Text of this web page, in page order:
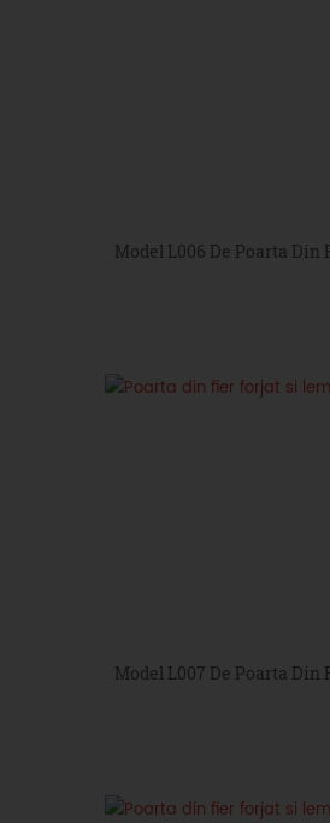
Model L006 De Poarta Din
Model L007 De Poarta Din